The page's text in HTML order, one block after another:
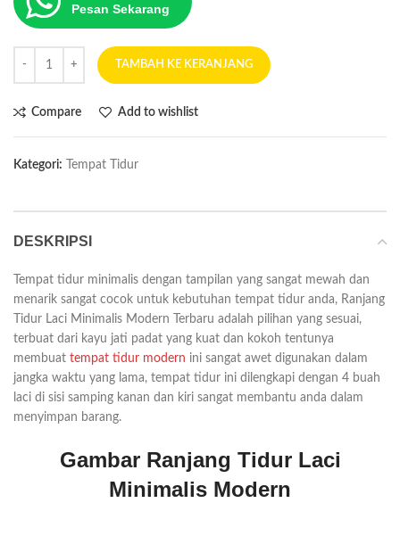
Pesan Sekarang
TAMBAH KE KERANJANG
Compare Add to wishlist
Kategori: Tempat Tidur
DESKRIPSI
Tempat tidur minimalis dengan tampilan yang sangat mewah dan
menarik sangat cocok untuk kebutuhan tempat tidur anda, Ranjang
Tidur Laci Minimalis Modern Terbaru adalah pilihan yang sesuai,
terbuat dari kayu jati padat yang kuat dan kokoh tentunya
membuat tempat tidur modern ini sangat awet digunakan dalam
jangka waktu yang lama, tempat tidur ini dilengkapi dengan 4 buah
laci di sisi samping kanan dan kiri sangat membantu anda dalam
menyimpan barang.
Gambar Ranjang Tidur Laci
Minimalis Modern